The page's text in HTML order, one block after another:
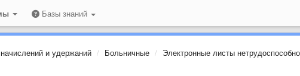
Базы знаний
и удержаний Больничные
Электронные листы